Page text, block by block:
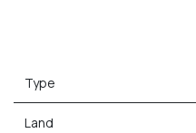
Type
Land